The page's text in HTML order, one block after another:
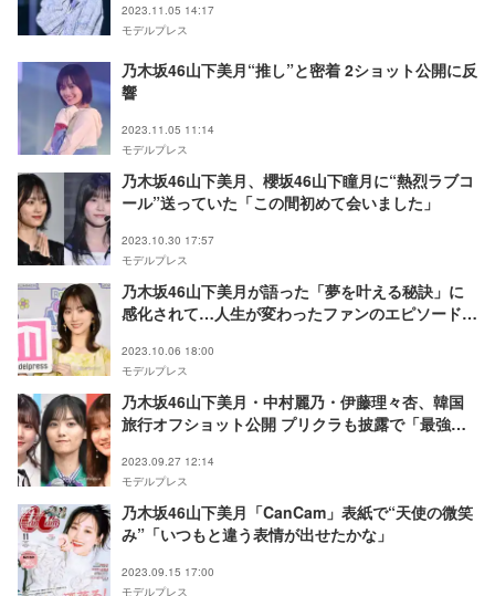
2023.11.05 14:17
モデルプレス
乃木坂46山下美月“推し”と密着 2ショット公開に反
響
2023.11.05 11:14
モデルプレス
乃木坂46山下美月、櫻坂46山下瞳月に“熱烈ラブコ
ール”送っていた「この間初めて会いました」
2023.10.30 17:57
モデルプレス
乃木坂46山下美月が語った「夢を叶える秘訣」に
感化されて…人生が変わったファンのエピソード
2023.10.06 18:00
モデルプレス
乃木坂46山下美月・中村麗乃・伊藤理々杏、韓国
旅行オフショット公開 プリクラも披露で「最強に
2023.09.27 12:14
モデルプレス
乃木坂46山下美月「CanCam」表紙で“天使の微笑
み”「いつもと違う表情が出せたかな」
2023.09.15 17:00
モデルプレス